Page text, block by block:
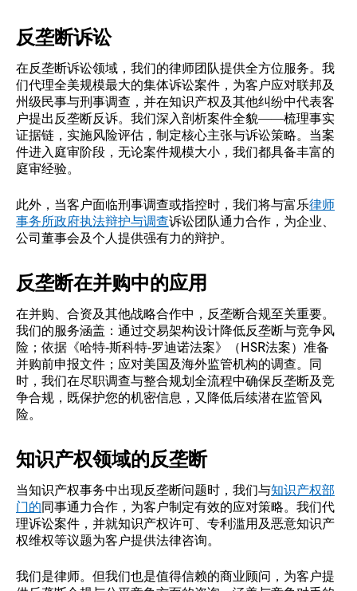
反垄断诉讼
在反垄断诉讼领域，我们的律师团队提供全方位服务。我
们代理全美规模最大的集体诉讼案件，为客户应对联邦及
州级民事与刑事调查，并在知识产权及其他纠纷中代表客
户提出反垄断反诉。我们深入剖析案件全貌——梳理事实
证据链，实施风险评估，制定核心主张与诉讼策略。当案
件进入庭审阶段，无论案件规模大小，我们都具备丰富的
庭审经验。
此外，当客户面临刑事调查或指控时，我们将与富乐律师
事务所政府执法辩护与调查诉讼团队通力合作，为企业、
公司董事会及个人提供强有力的辩护。
反垄断在并购中的应用
在并购、合资及其他战略合作中，反垄断合规至关重要。
我们的服务涵盖：通过交易架构设计降低反垄断与竞争风
险；依据《哈特-斯科特-罗迪诺法案》（HSR法案）准备
并购前申报文件；应对美国及海外监管机构的调查。同
时，我们在尽职调查与整合规划全流程中确保反垄断及竞
争合规，既保护您的机密信息，又降低后续潜在监管风
险。
知识产权领域的反垄断
当知识产权事务中出现反垄断问题时，我们与知识产权部
门的同事通力合作，为客户制定有效的应对策略。我们代
理诉讼案件，并就知识产权许可、专利滥用及恶意知识产
权维权等议题为客户提供法律咨询。
我们是律师。但我们也是值得信赖的商业顾问，为客户提